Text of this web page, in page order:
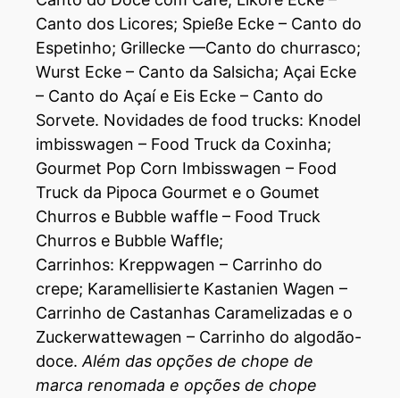
Canto dos Licores; Spieße Ecke – Canto do
Espetinho; Grillecke —Canto do churrasco;
Wurst Ecke – Canto da Salsicha; Açai Ecke
– Canto do Açaí e Eis Ecke – Canto do
Sorvete. Novidades de food trucks: Knodel
imbisswagen – Food Truck da Coxinha;
Gourmet Pop Corn Imbisswagen – Food
Truck da Pipoca Gourmet e o Goumet
Churros e Bubble waffle – Food Truck
Churros e Bubble Waffle;
Carrinhos: Kreppwagen – Carrinho do
crepe; Karamellisierte Kastanien Wagen –
Carrinho de Castanhas Caramelizadas e o
Zuckerwattewagen – Carrinho do algodão-
doce. Além das opções de chope de
marca renomada e opções de chope